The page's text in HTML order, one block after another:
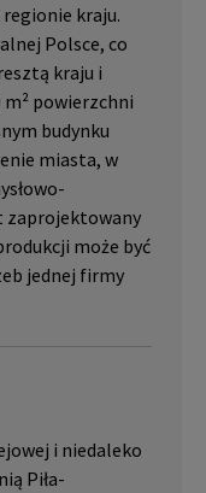
kraju.
Polsce, co
kraju i
m² powierzchni
budynku
miasta, w
zaprojektowany
może być
jednej firmy
i niedaleko
Piła-